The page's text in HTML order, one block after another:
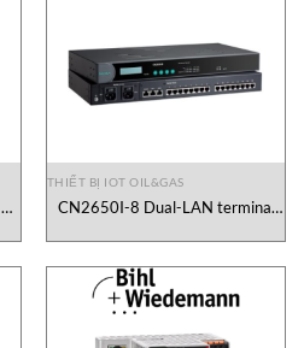
THIẾT BỊ IOT OIL&GAS
CN2650I-8 Dual-LAN terminal